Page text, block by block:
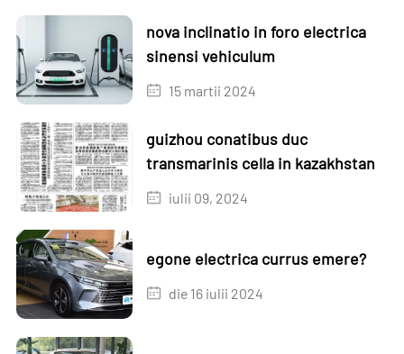
nova inclinatio in foro electrica
sinensi vehiculum
15 martii 2024
guizhou conatibus duc
transmarinis cella in kazakhstan
iulii 09, 2024
egone electrica currus emere?
die 16 iulii 2024